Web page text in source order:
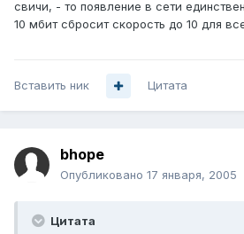
свичи, - то появление в сети
10 мбит сбросит скорость до 10 для
Вставить ник Цитата
bhope
Опубликовано 17 января, 2005
Цитата